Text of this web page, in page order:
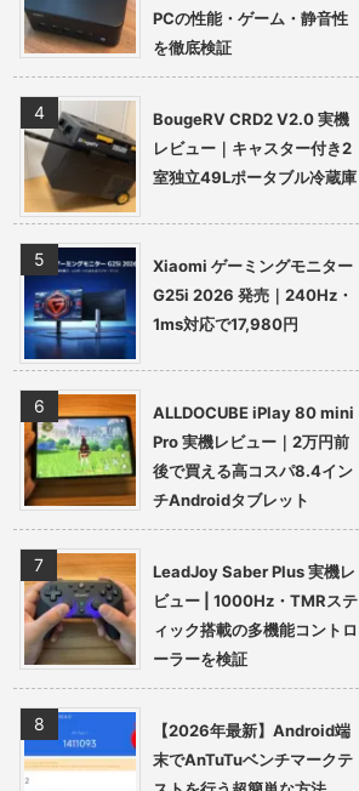
PCの性能・ゲーム・静音性
を徹底検証
BougeRV CRD2 V2.0 実機
レビュー｜キャスター付き2
室独立49Lポータブル冷蔵庫
Xiaomi ゲーミングモニター
G25i 2026 発売｜240Hz・
1ms対応で17,980円
ALLDOCUBE iPlay 80 mini
Pro 実機レビュー｜2万円前
後で買える高コスパ8.4イン
チAndroidタブレット
LeadJoy Saber Plus 実機レ
ビュー | 1000Hz・TMRステ
ィック搭載の多機能コントロ
ーラーを検証
【2026年最新】Android端
末でAnTuTuベンチマークテ